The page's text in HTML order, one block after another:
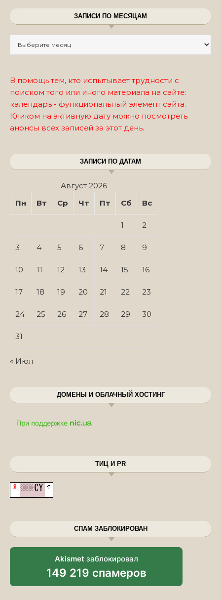
ЗАПИСИ ПО МЕСЯЦАМ
В помощь тем, кто испытывает трудности с
поиском того или иного материала на сайте:
календарь - функциональный элемент сайта.
Кликом на активную дату можно посмотреть
анонсы всех записей за этот день.
ЗАПИСИ ПО ДАТАМ
Август 2026
Пн
Вт Ср Чт Пт Сб Вс
1 2
3 4 5 6 7 8 9
10 11 12 13 14 15 16
17 18 19 20 21 22 23
24 25 26 27 28 29 30
31
« Июл
ДОМЕНЫ И ОБЛАЧНЫЙ ХОСТИНГ
ТИЦ И PR
СПАМ ЗАБЛОКИРОВАН
Akismet заблокировал
149 219 спамеров